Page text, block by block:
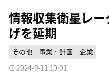
情報収集衛星レ
げを延期
その他 事業・計画
企業
2024-9-11 10:01